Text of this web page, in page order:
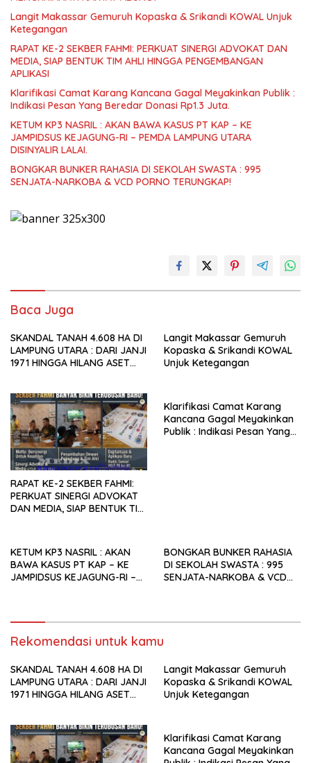
Langit Makassar Gemuruh Kopaska & Srikandi KOWAL Unjuk
Ketegangan
RAPAT KE-2 SEKBER FAHMI: PERKUAT SINERGI ADVOKAT DAN
MEDIA, SIAP BENTUK TIM AHLI HINGGA PENGEMBANGAN
APLIKASI
Klarifikasi Camat Karang Kancana Gagal Meyakinkan Publik :
Indikasi Pesan Yang Beredar Donasi Rp1.3 Juta.
KETUM KP3 NASRIL : AKAN BAWA KASUS PT KAP – KE
JAMPIDSUS KEJAGUNG-RI – PEMDA LAMPUNG UTARA
DISINYALIR LALAI.
BONGKAR BUNKER RAHASIA DI SEKOLAH SWASTA : 995
SENJATA-NARKOBA & VCD PORNO TERUNGKAP!
Baca Juga
SKANDAL TANAH 4.608 HA DI
LAMPUNG UTARA : DARI JANJI
1971 HINGGA HILANG ASET
ABUNG?
Langit Makassar Gemuruh
Kopaska & Srikandi KOWAL
Unjuk Ketegangan
RAPAT KE-2 SEKBER FAHMI:
PERKUAT SINERGI ADVOKAT
DAN MEDIA, SIAP BENTUK TIM
Klarifikasi Camat Karang
Kancana Gagal Meyakinkan
Publik : Indikasi Pesan Yang
KETUM KP3 NASRIL : AKAN
BAWA KASUS PT KAP – KE
JAMPIDSUS KEJAGUNG-RI –
BONGKAR BUNKER RAHASIA
DI SEKOLAH SWASTA : 995
SENJATA-NARKOBA & VCD
Rekomendasi untuk kamu
SKANDAL TANAH 4.608 HA DI
LAMPUNG UTARA : DARI JANJI
1971 HINGGA HILANG ASET
ABUNG?
Langit Makassar Gemuruh
Kopaska & Srikandi KOWAL
Unjuk Ketegangan
Klarifikasi Camat Karang
Kancana Gagal Meyakinkan